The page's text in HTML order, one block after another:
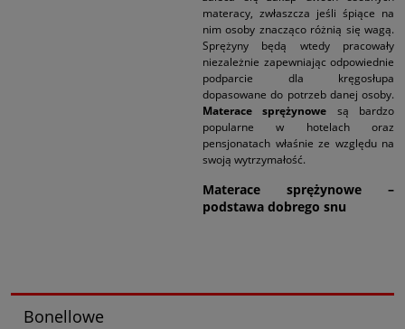
materacy, zwłaszcza jeśli śpiące na
nim osoby znacząco różnią się wagą.
Sprężyny będą wtedy pracowały
niezależnie zapewniając odpowiednie
podparcie dla kręgosłupa
dopasowane do potrzeb danej osoby.
Materace sprężynowe są bardzo
popularne w hotelach oraz
pensjonatach właśnie ze względu na
swoją wytrzymałość.
Materace sprężynowe –
podstawa dobrego snu
Bonellowe